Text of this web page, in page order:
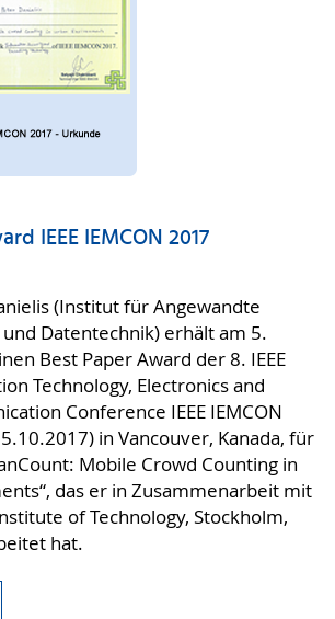
IEEE IEMCON 2017
(Institut für Angewandte
Datentechnik) erhält am 5.
Best Paper Award der 8. IEEE
Technology, Electronics and
Conference IEEE IEMCON
in Vancouver, Kanada, für
Mobile Crowd Counting in
das er in Zusammenarbeit mit
of Technology, Stockholm,
hat.